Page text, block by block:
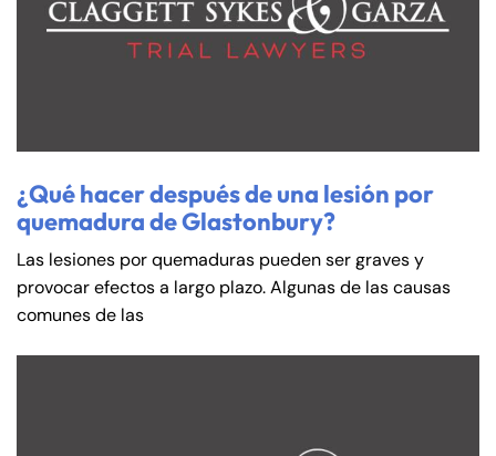
¿Qué hacer después de una lesión por
quemadura de Glastonbury?
Las lesiones por quemaduras pueden ser graves y
provocar efectos a largo plazo. Algunas de las causas
comunes de las
Friday
PM
Saturday
Closed
Friday
PM
Saturday
Closed